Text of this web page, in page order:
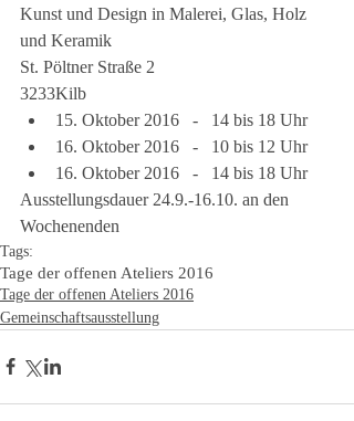
Kunst und Design in Malerei, Glas, Holz
und Keramik
St. Pöltner Straße 2
3233Kilb
15. Oktober 2016   -   14 bis 18 Uhr
16. Oktober 2016   -   10 bis 12 Uhr
16. Oktober 2016   -   14 bis 18 Uhr
Ausstellungsdauer 24.9.-16.10. an den
Wochenenden
Tags:
Tage der offenen Ateliers 2016
Tage der offenen Ateliers 2016
Gemeinschaftsausstellung